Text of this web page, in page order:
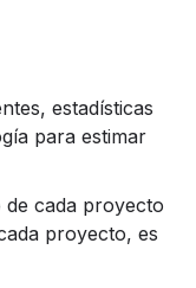
estadísticas
para estimar
de cada proyecto
proyecto, es